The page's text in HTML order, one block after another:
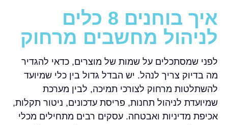
איך בוחנים 8 כלים
לניהול מחשבים מרחוק
לפני שמסתכלים על שמות של מוצרים, כדאי להגדיר
מה בדיוק צריך לנהל. יש הבדל גדול בין כלי שמיועד
להשתלטות מרחוק לצורכי תמיכה, לבין מערכת
שמיועדת לניהול תחנות, פריסת עדכונים, ניטור תקלות,
אכיפת מדיניות ואבטחה. עסקים רבים מתחילים מכלי